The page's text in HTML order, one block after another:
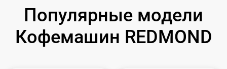
Популярные модели
Кофемашин REDMOND